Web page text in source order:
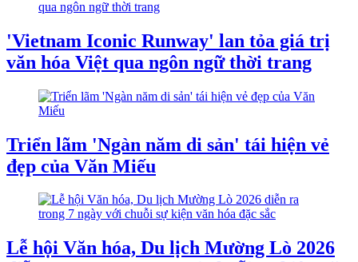
'Vietnam Iconic Runway' lan tỏa giá trị
văn hóa Việt qua ngôn ngữ thời trang
Triển lãm 'Ngàn năm di sản' tái hiện vẻ
đẹp của Văn Miếu
Lễ hội Văn hóa, Du lịch Mường Lò 2026